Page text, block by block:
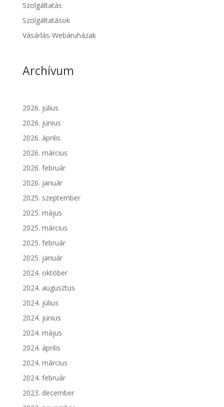
Szolgáltatás
Szolgáltatások
Vásárlás-Webáruházak
Archívum
2026. július
2026. június
2026. április
2026. március
2026. február
2026. január
2025. szeptember
2025. május
2025. március
2025. február
2025. január
2024. október
2024. augusztus
2024. július
2024. június
2024. május
2024. április
2024. március
2024. február
2023. december